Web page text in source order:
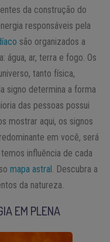
da construção do
responsáveis pela
são organizados a
água, ar, terra e fogo. Os
tanto física,
signo determina a forma
das pessoas possui
mostrar aqui, os signos
em você, será
influência de cada
mapa astral . Descubra a
da natureza.
EM PLENA